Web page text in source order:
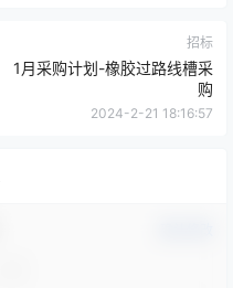
招标
1月采购计划-橡胶过路线槽采
购
2024-2-21 18:16:57